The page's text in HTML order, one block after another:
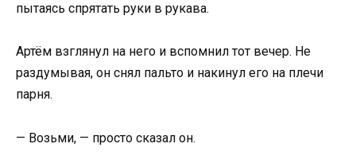
пытаясь спрятать руки в рукава.
Артём взглянул на него и вспомнил тот вечер. Не
раздумывая, он снял пальто и накинул его на плечи
парня.
— Возьми, — просто сказал он.